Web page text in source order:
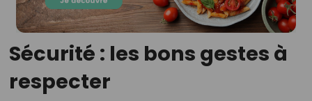
Sécurité : les bons gestes à
respecter